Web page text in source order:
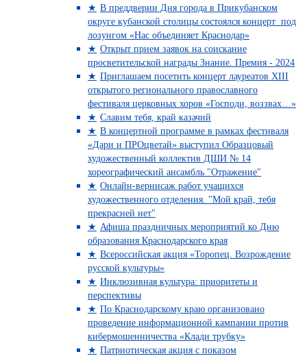
В преддверии Дня города в Прикубанском
округе кубанской столицы состоялся концерт под
лозунгом «Нас объединяет Краснодар»
Открыт прием заявок на соискание
просветительской награды Знание. Премия - 2024
Приглашаем посетить концерт лауреатов XIII
открытого регионального православного
фестиваля церковных хоров «Господи, воззвах…»
Славим тебя, край казачий
В концертной программе в рамках фестиваля
«Дари и ПРОцветай» выступил Образцовый
художественный коллектив ДШИ № 14
хореографический ансамбль "Отражение"
Онлайн-вернисаж работ учащихся
художественного отделения. "Мой край, тебя
прекрасней нет"
Афиша праздничных мероприятий ко Дню
образования Краснодарского края
Всероссийская акция «Торопец. Возрождение
русской культуры»
Инклюзивная культура: приоритеты и
перспективы
По Краснодарскому краю организовано
проведение информационной кампании против
кибермошенничества «Клади трубку»
Патриотическая акция с показом